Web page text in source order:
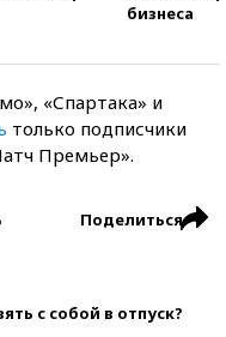
бизнеса
«Спартака» и
только подписчики
Премьер».
Поделиться
с собой в отпуск?